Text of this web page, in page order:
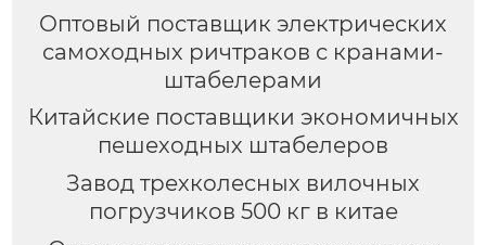
Оптовый поставщик электрических
самоходных ричтраков с кранами-
штабелерами
Китайские поставщики экономичных
пешеходных штабелеров
Завод трехколесных вилочных
погрузчиков 500 кг в китае